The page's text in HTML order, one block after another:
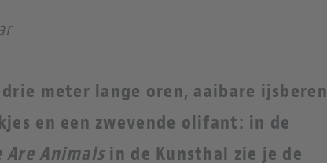
meter lange oren, aaibare ijsberen
en een zwevende olifant: in de
Are Animalsin de Kunsthal zie je de